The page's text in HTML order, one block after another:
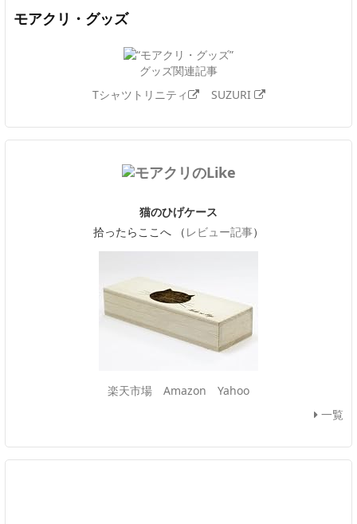
モアクリ・グッズ
グッズ関連記事
Tシャツトリニティ
SUZURI
猫のひげケース
拾ったらここへ （ レビュー記事）
楽天市場 Amazon
Yahoo
一覧